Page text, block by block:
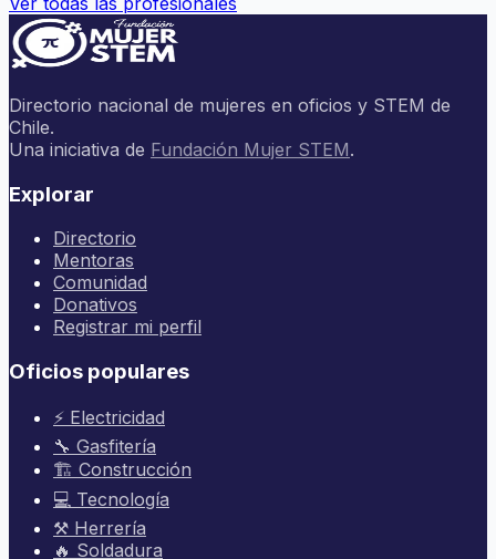
Directorio nacional de mujeres en oficios y STEM de
Chile.
Una iniciativa de Fundación Mujer STEM.
Explorar
Directorio
Mentoras
Comunidad
Donativos
Registrar mi perfil
Oficios populares
⚡ Electricidad
🔧 Gasfitería
🏗️ Construcción
💻 Tecnología
⚒️ Herrería
🔥 Soldadura